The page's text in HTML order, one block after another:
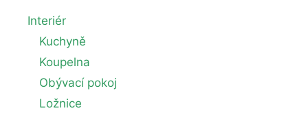
Interiér
Kuchyně
Koupelna
Obývací pokoj
Ložnice